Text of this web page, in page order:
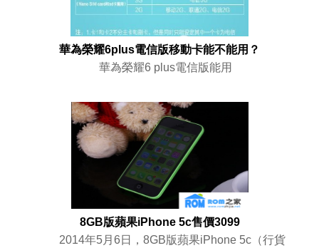
華為榮耀6plus電信版移動卡能不能用？
華為榮耀6 plus電信版能用
8GB版蘋果iPhone 5c售價3099
2014年5月6日，8GB版蘋果iPhone 5c（行貨